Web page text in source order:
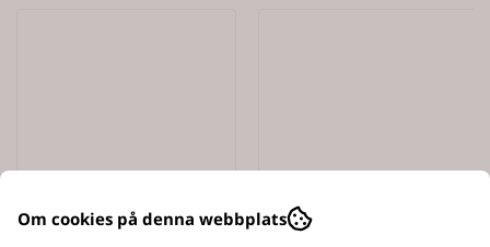
Om cookies på denna webbplats